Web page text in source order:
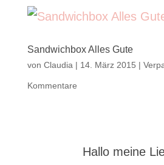
Sandwichbox Alles Gute
von Claudia | 14. März 2015 |
Kommentare
Hallo meine